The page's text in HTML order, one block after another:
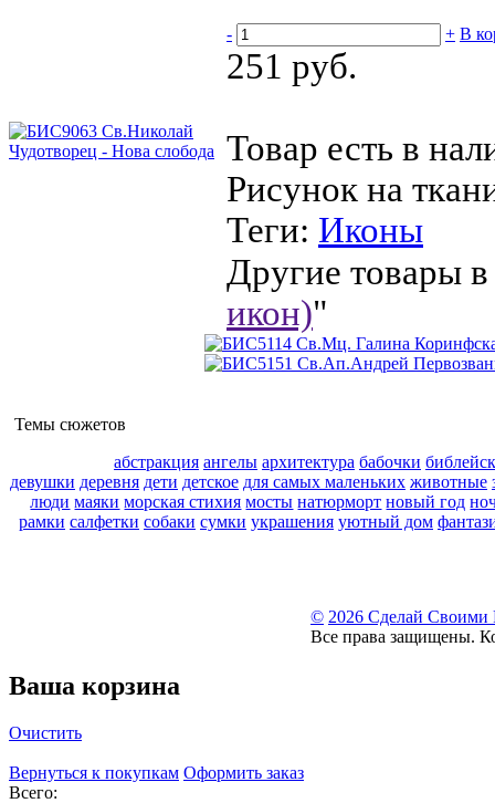
- + В
251 руб.
Товар есть в
Рисунок на
Теги: Иконы
Другие товары в
икон)"
Темы сюжетов
абстракция ангелы архитектура бабочки
девушки деревня дети детское для самых маленьких животные
люди маяки морская стихия мосты натюрморт новый год
рамки салфетки собаки сумки украшения уютный дом
© 2026 Сделай Своими
Все права защищены.
Ваша корзина
Очистить
Вернуться к покупкам Оформить заказ
Всего: